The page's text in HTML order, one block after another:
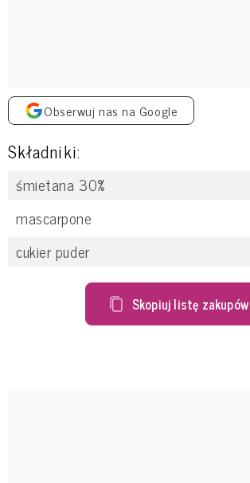
Obserwuj nas na Google
Składniki:
śmietana 30%
mascarpone
cukier puder
Skopiuj listę zakupów